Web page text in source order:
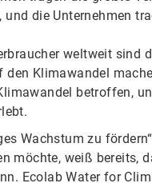
die Unternehmen
weltweit sind
den Klimawandel
betroffen,
Wachstum zu
möchte, weiß bereits,
Ecolab Water for